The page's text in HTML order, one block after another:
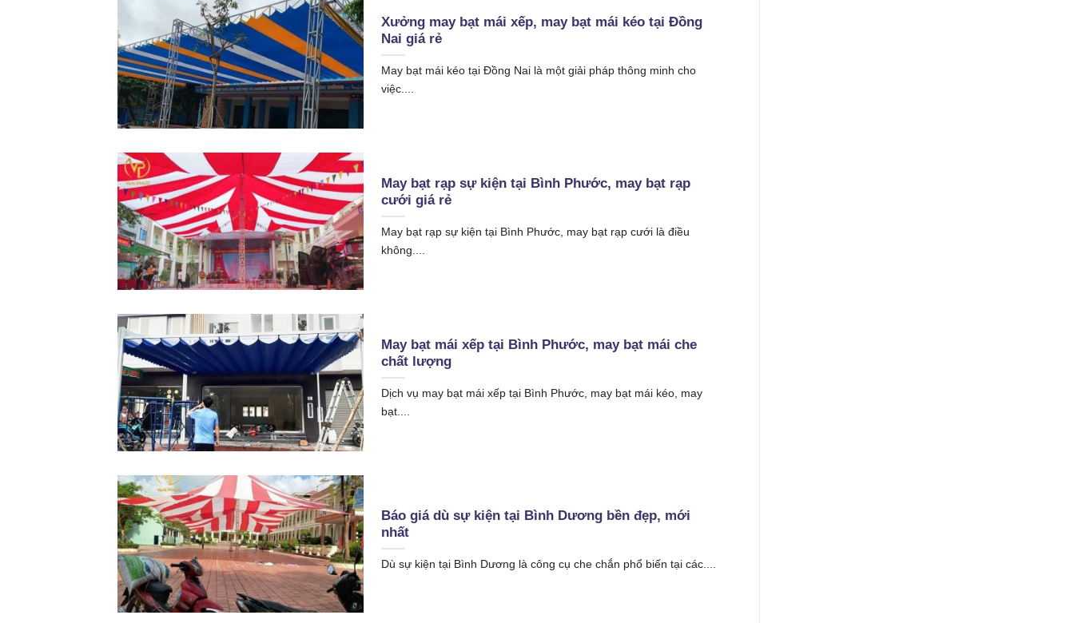
Xưởng may bạt mái xếp, may bạt mái kéo tại Đồng
Nai giá rẻ
May bạt mái kéo tại Đồng Nai là một giải pháp thông minh cho
việc....
May bạt rạp sự kiện tại Bình Phước, may bạt rạp
cưới giá rẻ
May bạt rạp sự kiện tại Bình Phước, may bạt rạp cưới là điều
không....
May bạt mái xếp tại Bình Phước, may bạt mái che
chất lượng
Dịch vụ may bạt mái xếp tại Bình Phước, may bạt mái kéo, may
bạt....
Báo giá dù sự kiện tại Bình Dương bền đẹp, mới
nhất
Dù sự kiện tại Bình Dương là công cụ che chắn phổ biến tại các....